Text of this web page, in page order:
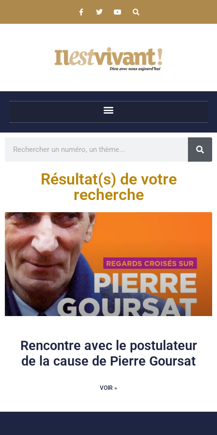
Résultat(s) de votre
recherche
Rencontre avec le postulateur
de la cause de Pierre Goursat
VOIR »